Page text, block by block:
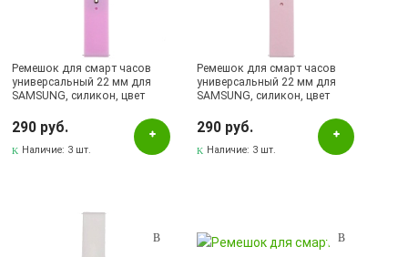
Ремешок для смарт часов
универсальный 22 мм для
SAMSUNG, силикон, цвет
290 руб.
Наличие: 3 шт.
Ремешок для смарт часов
универсальный 22 мм для
SAMSUNG, силикон, цвет
290 руб.
Наличие: 3 шт.